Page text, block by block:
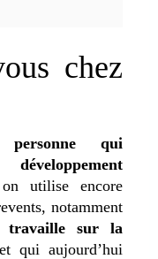
chez
qui
utilise encore
notamment
travaille sur la
qui aujourd’hui